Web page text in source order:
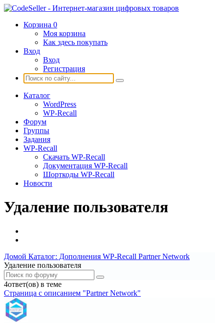
Корзина 0
Моя корзина
Как здесь покупать
Вход
Вход
Регистрация
Каталог
WordPress
WP-Recall
Форум
Группы
Задания
WP-Recall
Скачать WP-Recall
Документация WP-Recall
Шорткоды WP-Recall
Новости
Удаление пользователя
Домой Каталог: Дополнения WP-Recall Partner Network
Удаление пользователя
4ответ(ов) в теме
Страница c описанием "Partner Network"